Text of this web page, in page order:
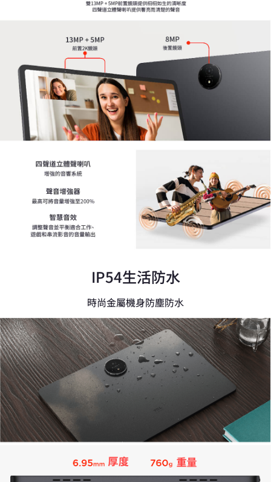
IP54生活防水
時尚金屬機身防塵防水